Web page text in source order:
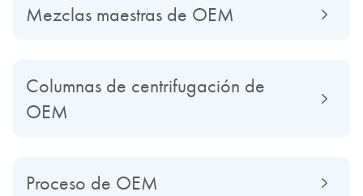
Mezclas maestras de OEM
Columnas de centrifugación de
OEM
Proceso de OEM